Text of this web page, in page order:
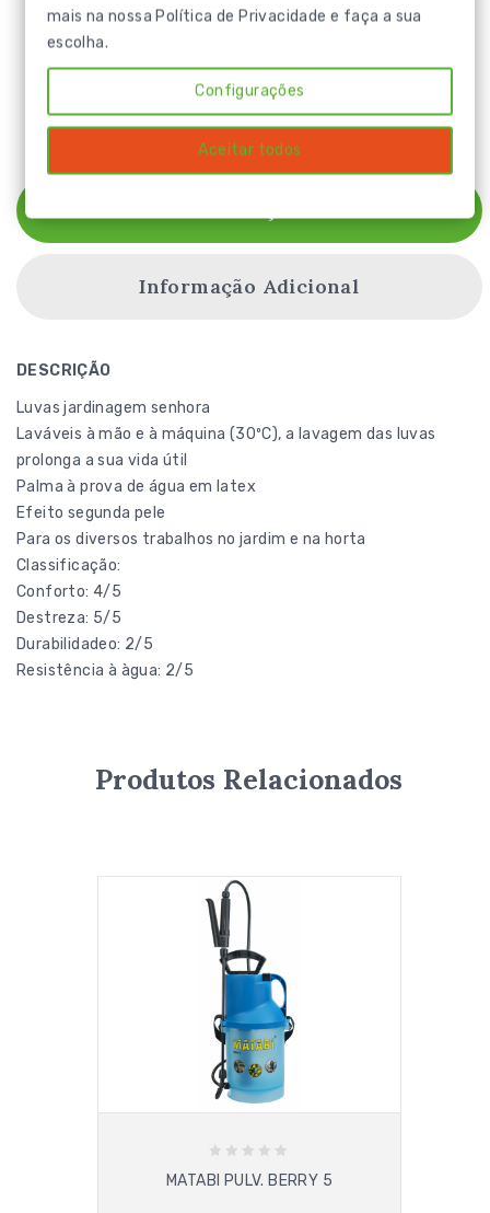
*A informação aqui disponibilizada não dispensa a leitura
atenta do rótulo e, quando aplicável, das fichas técnicas
Informação Adicional
DESCRIÇÃO
Luvas jardinagem senhora
Laváveis à mão e à máquina (30ºC), a lavagem das luvas
prolonga a sua vida útil
Palma à prova de água em latex
Efeito segunda pele
Para os diversos trabalhos no jardim e na horta
Classificação:
Conforto: 4/5
Destreza: 5/5
Durabilidadeo: 2/5
Resistência à àgua: 2/5
Produtos Relacionados
out
MATABI PULV. BERRY 5
mais na nossaPolítica de Privacidade e faça a sua
escolha.
Configurações
Aceitar todos